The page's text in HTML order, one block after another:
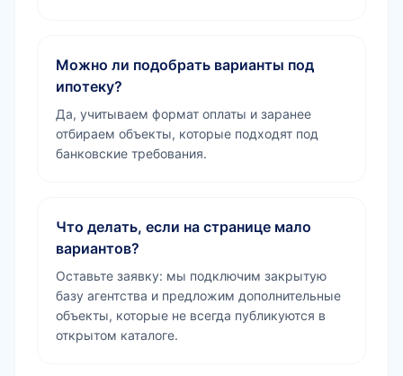
Можно ли подобрать варианты под
ипотеку?
Да, учитываем формат оплаты и заранее
отбираем объекты, которые подходят под
банковские требования.
Что делать, если на странице мало
вариантов?
Оставьте заявку: мы подключим закрытую
базу агентства и предложим дополнительные
объекты, которые не всегда публикуются в
открытом каталоге.